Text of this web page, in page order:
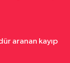
aranan kayıp